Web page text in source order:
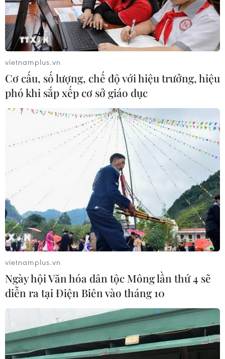
vietnamplus.vn
Cơ cấu, số lượng, chế độ với hiệu trưởng, hiệu
phó khi sắp xếp cơ sở giáo dục
vietnamplus.vn
Ngày hội Văn hóa dân tộc Mông lần thứ 4 sẽ
diễn ra tại Điện Biên vào tháng 10